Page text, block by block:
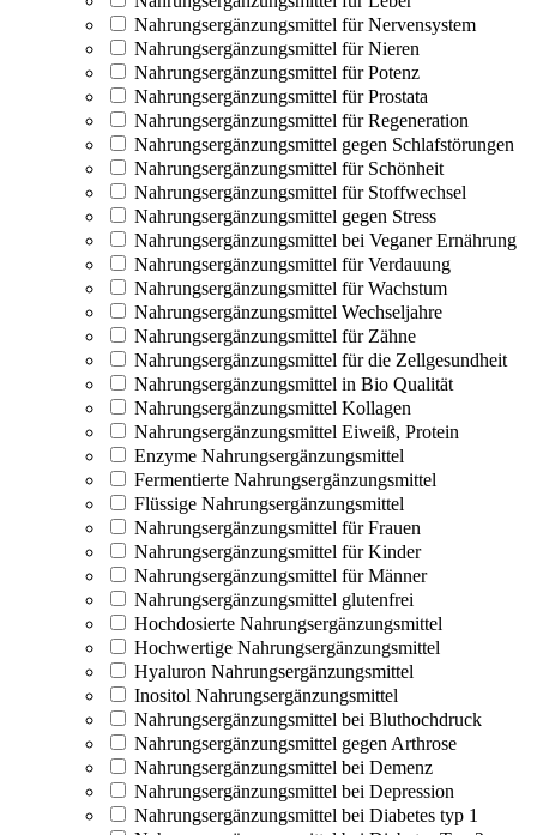
Nahrungsergänzungsmittel für Nervensystem
Nahrungsergänzungsmittel für Nieren
Nahrungsergänzungsmittel für Potenz
Nahrungsergänzungsmittel für Prostata
Nahrungsergänzungsmittel für Regeneration
Nahrungsergänzungsmittel gegen Schlafstörungen
Nahrungsergänzungsmittel für Schönheit
Nahrungsergänzungsmittel für Stoffwechsel
Nahrungsergänzungsmittel gegen Stress
Nahrungsergänzungsmittel bei Veganer Ernährung
Nahrungsergänzungsmittel für Verdauung
Nahrungsergänzungsmittel für Wachstum
Nahrungsergänzungsmittel Wechseljahre
Nahrungsergänzungsmittel für Zähne
Nahrungsergänzungsmittel für die Zellgesundheit
Nahrungsergänzungsmittel in Bio Qualität
Nahrungsergänzungsmittel Kollagen
Nahrungsergänzungsmittel Eiweiß, Protein
Enzyme Nahrungsergänzungsmittel
Fermentierte Nahrungsergänzungsmittel
Flüssige Nahrungsergänzungsmittel
Nahrungsergänzungsmittel für Frauen
Nahrungsergänzungsmittel für Kinder
Nahrungsergänzungsmittel für Männer
Nahrungsergänzungsmittel glutenfrei
Hochdosierte Nahrungsergänzungsmittel
Hochwertige Nahrungsergänzungsmittel
Hyaluron Nahrungsergänzungsmittel
Inositol Nahrungsergänzungsmittel
Nahrungsergänzungsmittel bei Bluthochdruck
Nahrungsergänzungsmittel gegen Arthrose
Nahrungsergänzungsmittel bei Demenz
Nahrungsergänzungsmittel bei Depression
Nahrungsergänzungsmittel bei Diabetes typ 1